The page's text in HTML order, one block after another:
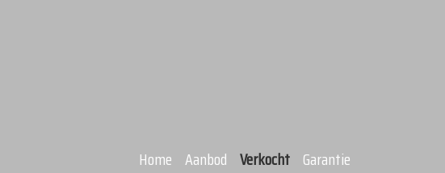
Home Aanbod Verkocht Garantie